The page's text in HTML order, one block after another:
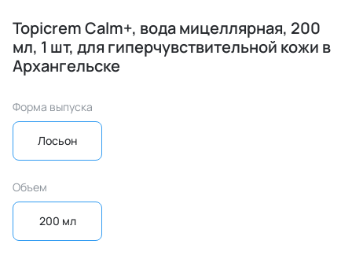
Topicrem Calm+, вода мицеллярная, 200
мл, 1 шт, для гиперчувствительной кожи в
Архангельске
Форма выпуска
Лосьон
Объем
200 мл